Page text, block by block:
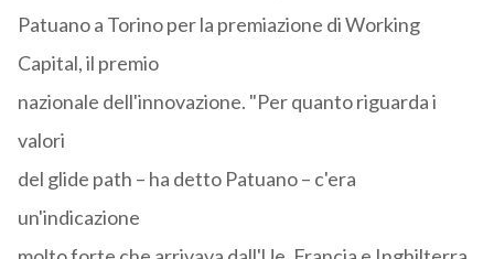
Patuano a Torino per la premiazione di Working
Capital, il premio
nazionale dell'innovazione. "Per quanto riguarda i
valori
del glide path – ha detto Patuano – c'era
un'indicazione